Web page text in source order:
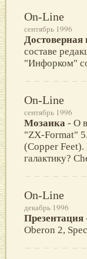
On-Line
сентябрь 1996
составе
"Инфорком"
On-Line
сентябрь 1996
Мозаика - О
"ZX-Format"
(Copper Feet).
галактику?
On-Line
декабрь 1996
Презентация
Oberon 2,